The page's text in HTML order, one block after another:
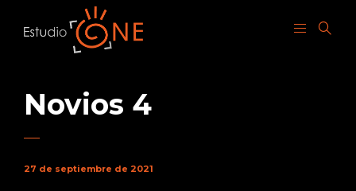
Novios 4
27 de septiembre de 2021